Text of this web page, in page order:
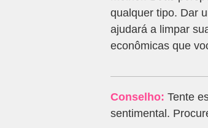
qualquer tipo. Dar
ajudará a limpar
econômicas que
Conselho: Tente
sentimental.